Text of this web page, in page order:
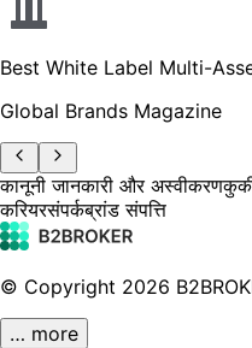
Best White Label Multi-
Global Brands Magazine
कानूनी जानकारी और अस्वीकरण
करियरसंपर्कब्रांड संपत्ति
© Copyright 2026
… more